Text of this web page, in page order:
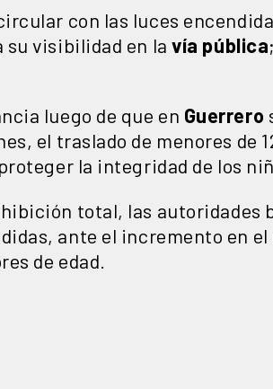
con las luces
su visibilidad en lavía pública
luego de que en Guerrero
el traslado de menores de
la integridad de los
total, las autoridades
ante el incremento en
de edad.